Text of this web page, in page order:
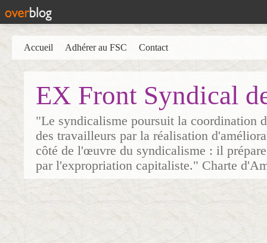
EX Front Syndical
"Le syndicalisme poursuit la coordination
des travailleurs par la réalisation
côté de l'œuvre du syndicalisme : il
par l'expropriation capitaliste." Charte
Accueil Adhérer au FSC Contact